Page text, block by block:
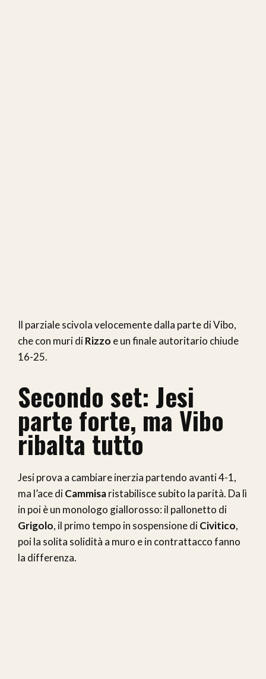
Il parziale scivola velocemente dalla parte di Vibo,
che con muri diRizzo e un finale autoritario chiude
16-25.
Secondo set: Jesi
parte forte, ma Vibo
ribalta tutto
Jesi prova a cambiare inerzia partendo avanti 4-1,
ma l’ace diCammisaristabilisce subito la parità. Da lì
in poi è un monologo giallorosso: il pallonetto di
Grigolo, il primo tempo in sospensione diCivitico,
poi la solita solidità a muro e in contrattacco fanno
la differenza.